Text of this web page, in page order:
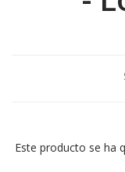
Este producto se ha